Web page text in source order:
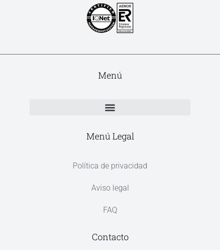
Menú
Menú Legal
Política de privacidad
Aviso legal
FAQ
Contacto